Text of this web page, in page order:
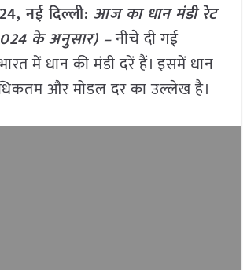
नई दिल्ली: आज का धान मंडी रेट
के अनुसार) –नीचे दी गई
में धान की मंडी दरें हैं। इसमें धान
और मोडल दर का उल्लेख है।